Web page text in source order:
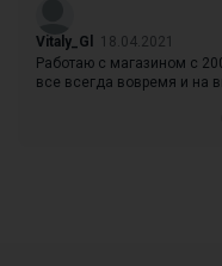
Vitaly_Gl
18.04.2021
Работаю с магазином с
все всегда вовремя и на